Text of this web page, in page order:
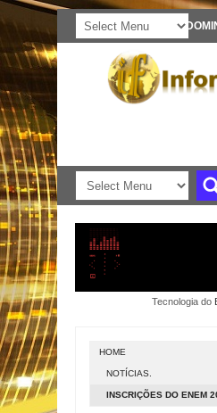
Tecnologia do
HOME
NOTÍCIAS.
INSCRIÇÕES DO ENEM